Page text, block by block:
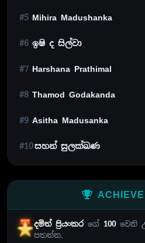
#5 Mihira Madushanka
#6 ඉෂි ද සිල්වා
#7 Harshana Prathimal
#8 Thamod Godakanda
#9 Asitha Madusanka
#10සහන් සුලක්ඛණ
දමිත් ප්‍රියංකරගේ 100වෙනි
පතන්න.